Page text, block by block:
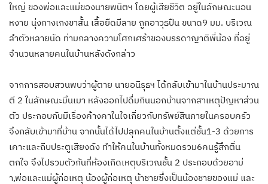
ใหญ่ ของพ่อและแม่ของนายพนิตฯ โดยผู้เสียชีวิต อยู่ในลักษณะนอน
หงาย นุ่งกางเกงขาสั้น เสื้อยืดมีลาย ถูกอาวุธปืน ขนาด9 มม. บริเวณ
ลำตัวหลายนัด ท่ามกลางความโศกเศร้าของบรรดาญาติพี่น้อง ที่อยู่
จำนวนหลายคนในบ้านหลังดังกล่าว
จากการสอบสวนพบว่าผู้ตาย นายอนิรุธฯ ได้กลับเข้ามาในบ้านประมาณ
ตี 2 ในลักษณะมึนเมา หลังออกไปดื่มกินนอกบ้านจากสาเหตุปัญหาส่วน
ตัว ประกอบกับมีเรื่องค้างคาในใจเกี่ยวกับทรัพย์สินภายในครอบครัว
จึงกลับเข้ามาที่บ้าน จากนั้นได้ไปปลุกคนในบ้านตั้งแต่ชั้น1-3 ด้วยการ
เคาะและถีบประตูเสียงดัง ทำให้คนในบ้านทั้งหมดรวม6คนรู้สึกตื่น
ตกใจ จึงไปรวมตัวกันที่ห้องเกิดเหตุบริเวณชั้น 2 ประกอบด้วยอาม่
า,พ่อและแม่ผู้ก่อเหตุ น้องผู้ก่อเหตุ น้าชายซึ่งเป็นน้องชายของแม่ และ